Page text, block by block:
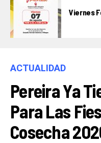
Viernes
ACTUALIDAD
Pereira Ya
Para Las
Cosecha